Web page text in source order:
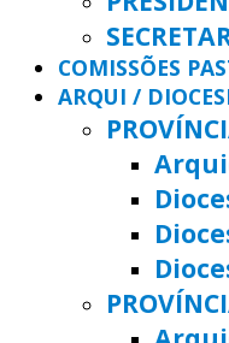
COMISSÕES
ARQUI /